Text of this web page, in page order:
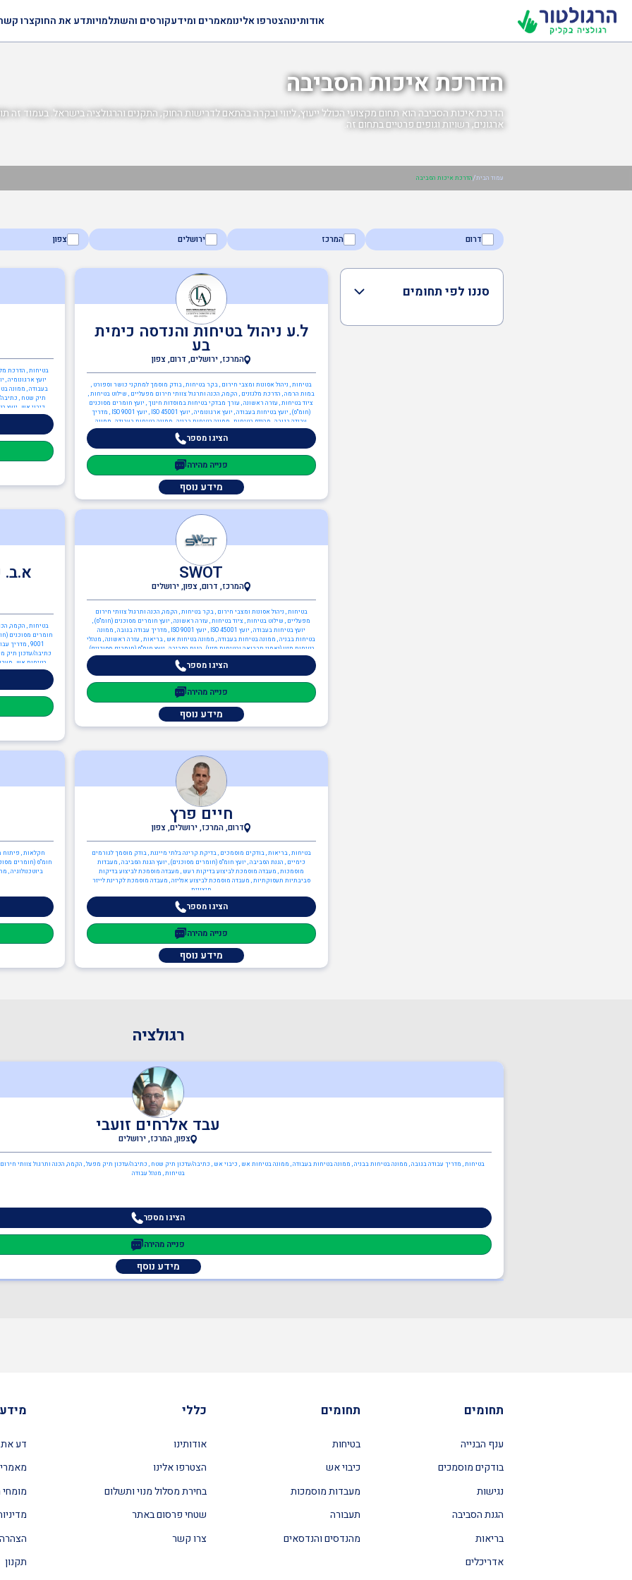
אודותינוהצטרפו אלינומאמרים ומידעקורסים והשתלמויותדע את החוקצרו
הדרכת איכות הסביבה
הדרכת איכות הסביבה הוא תחום מקצועי הכולל ייעוץ, ליווי ובקרה בהתאם לדרישות החוק, התקנים והרגולציה בישראל. בעמוד זה
ארגונים, רשויות וגופים פרטיים בתחום זה.
עמוד הבית/הדרכת איכות הסביבה
דרום המרכז ירושלים צפון
סננו לפי תחומים
ל.ע ניהול בטיחות והנדסה כימית
בע
המרכז, ירושלים, דרום, צפון
בטיחות , ניהול אסונות ומצבי חירום , בקר בטיחות , בודק מוסמך למתקני כושר וספורט ,
במות הרמה , הדרכת מלגזנים , הקמה, הכנה ותרגול צוותי חירום מפעליים , שילוט בטיחות ,
ציוד בטיחות , עזרה ראשונה , עורך מבדקי בטיחות במוסדות חינוך , יועץ חומרים מסוכנים
(חומ"ס) , יועץ בטיחות בעבודה , יועץ ארגונומיה , יועץ ISO 45001 , יועץ ISO 9001 , מדריך
עבודה בגובה , מהנדס בטיחות , ממונה בטיחות בבניה , ממונה בטיחות בעבודה , ממונה
בטיחות קרינה , ממונה בטיחות אש , ממונה בטיחות לייזר , כיבוי אש , ניהול אסונות ומצבי
חירום , בודק מוסמך ת"י 1001 חלק 6 - מערכות בישול , כתיבה/עדכון תיק שטח ,
כתיבה/עדכון תיק מפעל , ציוד כיבוי אש , תכנון מערכי בטיחות אש , יועץ בטיחות אש ,
ממונה בטיחות אש , הגנת הסביבה , יועץ חומ"ס (חומרים מסוכנים) , יועץ הגנת הסביבה , יועץ
ISO 14001 , מהנדסי סביבה , ממונה קרינה מייננת , מהנדסים והנדסאים , הנדסאי כימיה ,
מהנדס כימיה , מהנדסי בטיחות
הציגו מספר
פנייה מהירה
מידע נוסף
בטיחות , הדרכת
בעבודה , ממונה
תיק שטח , כתיבה/
כיבוי אש , יועץ
SWOT
המרכז, דרום, צפון, ירושלים
בטיחות , ניהול אסונות ומצבי חירום , בקר בטיחות , הקמה, הכנה ותרגול צוותי חירום
מפעליים , שילוט בטיחות , ציוד בטיחות , עזרה ראשונה , יועץ חומרים מסוכנים (חומ"ס) ,
יועץ בטיחות בעבודה , יועץ ISO 45001 , יועץ ISO 9001 , מדריך עבודה בגובה , ממונה
בטיחות בבניה , ממונה בטיחות בעבודה , ממונה בטיחות אש , בריאות , עזרה ראשונה , מנהלי
בטיחות מזון (נאמני תברואה ובטיחות מזון) , הגנת הסביבה , יועץ חומ"ס (חומרים מסוכנים) ,
יועץ הגנת הסביבה , יועץ ISO 14001 , ענף הבנייה , בקר בטיחות , ממונה בטיחות בבניה ,
מהנדסים והנדסאים , הנדסאי מכונות , הנדסאים
הציגו מספר
פנייה מהירה
מידע נוסף
א.ב.
בטיחות , הקמה,
9001 ,
כתיבה/עדכון תיק
בטיחות אש ,
חיים פרץ
דרום, המרכז, ירושלים, צפון
בטיחות , בריאות , בודקים מוסמכים , בדיקת קרינה בלתי מייננת , בודק מוסמך לגורמים
כימיים , הגנת הסביבה , יועץ חומ"ס (חומרים מסוכנים) , יועץ הגנת הסביבה , מעבדות
מוסמכות , מעבדה מוסמכת לביצוע בדיקות רעש , מעבדה מוסמכת לביצוע בדיקות
סביבתיות תעסוקתיות , מעבדה מוסמכת לביצוע אנליזה , מעבדה מוסמכת לקרינת לייזר
חיצונית
הציגו מספר
פנייה מהירה
מידע נוסף
חקלאות , פיתוח
חומ"ס (חומרים
ביוטכנולוגיה ,
רגולציה
עבד אלרחים זועבי
צפון, המרכז, ירושלים
בטיחות , מדריך עבודה בגובה , ממונה בטיחות בבניה , ממונה בטיחות בעבודה , ממונה בטיחות אש , כיבוי אש , כתיבה/עדכון תיק שטח , כתיבה/עדכון תיק מפעל , הקמה, הכנה ותרגול צוותי
בטיחות , מנהל עבודה
הציגו מספר
פנייה מהירה
מידע נוסף
תחומים
ענף הבנייה
בודקים מוסמכים
נגישות
הגנת הסביבה
בריאות
אדריכלים
תחומים
בטיחות
כיבוי אש
מעבדות מוסמכות
תעבורה
מהנדסים והנדסאים
כללי
אודותינו
הצטרפו אלינו
בחירת מסלול מנוי ותשלום
שטחי פרסום באתר
צרו קשר
דע
מומחי
תקנון